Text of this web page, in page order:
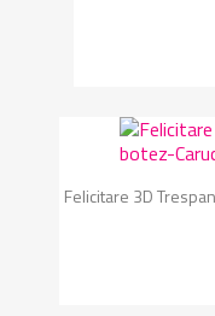
Felicitare 3D